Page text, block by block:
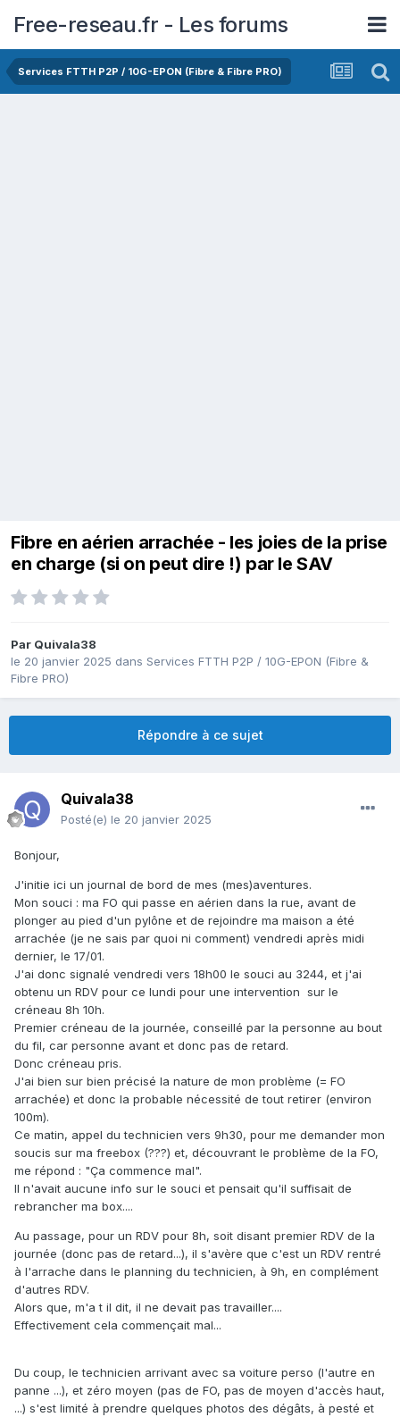
Free-reseau.fr - Les forums
Services FTTH P2P / 10G-EPON (Fibre & Fibre PRO)
Fibre en aérien arrachée - les joies de la prise
en charge (si on peut dire !) par le SAV
Par Quivala38
le 20 janvier 2025 dans Services FTTH P2P / 10G-EPON (Fibre &
Fibre PRO)
Répondre à ce sujet
Quivala38
Posté(e) le 20 janvier 2025
Bonjour,
J'initie ici un journal de bord de mes (mes)aventures.
Mon souci : ma FO qui passe en aérien dans la rue, avant de
plonger au pied d'un pylône et de rejoindre ma maison a été
arrachée (je ne sais par quoi ni comment) vendredi après midi
dernier, le 17/01.
J'ai donc signalé vendredi vers 18h00 le souci au 3244, et j'ai
obtenu un RDV pour ce lundi pour une intervention sur le
créneau 8h 10h.
Premier créneau de la journée, conseillé par la personne au bout
du fil, car personne avant et donc pas de retard.
Donc créneau pris.
J'ai bien sur bien précisé la nature de mon problème (= FO
arrachée) et donc la probable nécessité de tout retirer (environ
100m).
Ce matin, appel du technicien vers 9h30, pour me demander mon
soucis sur ma freebox (???) et, découvrant le problème de la FO,
me répond : "Ça commence mal".
Il n'avait aucune info sur le souci et pensait qu'il suffisait de
rebrancher ma box....
Au passage, pour un RDV pour 8h, soit disant premier RDV de la
journée (donc pas de retard...), il s'avère que c'est un RDV rentré
à l'arrache dans le planning du technicien, à 9h, en complément
d'autres RDV.
Alors que, m'a t il dit, il ne devait pas travailler....
Effectivement cela commençait mal...
Du coup, le technicien arrivant avec sa voiture perso (l'autre en
panne ...), et zéro moyen (pas de FO, pas de moyen d'accès haut,
...) s'est limité à prendre quelques photos des dégâts, à pesté et